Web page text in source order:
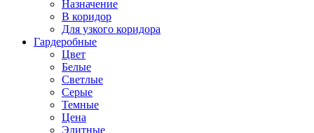
Назначение
В коридор
Для узкого коридора
Гардеробные
Цвет
Белые
Светлые
Серые
Темные
Цена
Элитные